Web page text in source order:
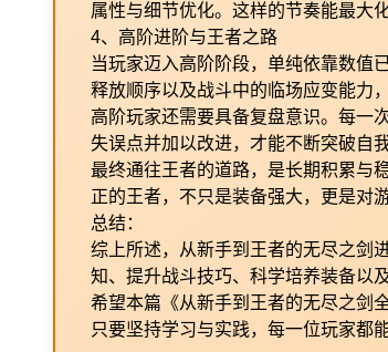
属性与细节优化。这样的节奏能最大
4、高阶进阶与王者之路
当玩家迈入高阶阶段，单纯依靠数值
释放顺序以及战斗中的临场应变能力
高阶玩家还需要具备复盘意识。每一
失误点并加以改进，才能不断突破自我
最终通往王者的道路，是长期积累与
正的王者，不只是装备强大，更是对
总结：
综上所述，从新手到王者的无尽之剑
知、提升战斗技巧、科学培养装备以
希望本篇《从新手到王者的无尽之剑
只要坚持学习与实践，每一位玩家都